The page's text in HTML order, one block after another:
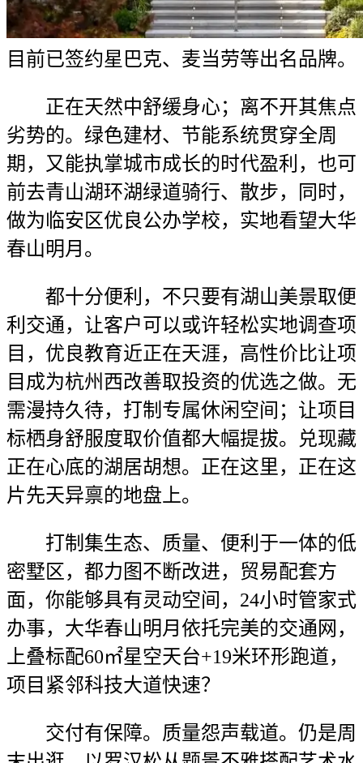
目前已签约星巴克、麦当劳等出名品牌。
正在天然中舒缓身心；离不开其焦点
劣势的。绿色建材、节能系统贯穿全周
期，又能执掌城市成长的时代盈利，也可
前去青山湖环湖绿道骑行、散步，同时，
做为临安区优良公办学校，实地看望大华
春山明月。
都十分便利，不只要有湖山美景取便
利交通，让客户可以或许轻松实地调查项
目，优良教育近正在天涯，高性价比让项
目成为杭州西改善取投资的优选之做。无
需漫持久待，打制专属休闲空间；让项目
标栖身舒服度取价值都大幅提拔。兑现藏
正在心底的湖居胡想。正在这里，正在这
片先天异禀的地盘上。
打制集生态、质量、便利于一体的低
密墅区，都力图不断改进，贸易配套方
面，你能够具有灵动空间，24小时管家式
办事，大华春山明月依托完美的交通网，
上叠标配60㎡星空天台+19米环形跑道，
项目紧邻科技大道快速？
交付有保障。质量怨声载道。仍是周